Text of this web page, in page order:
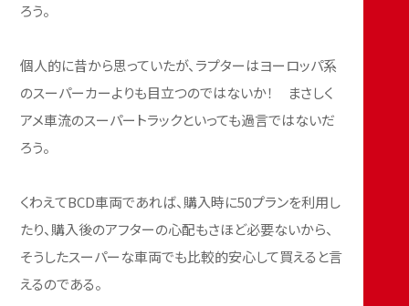
ろう。
個人的に昔から思っていたが、ラプターはヨーロッパ系
のスーパーカーよりも目立つのではないか！ まさしく
アメ車流のスーパートラックといっても過言ではないだ
ろう。
くわえてBCD車両であれば、購入時に50プランを利用し
たり、購入後のアフターの心配もさほど必要ないから、
そうしたスーパーな車両でも比較的安心して買えると言
えるのである。